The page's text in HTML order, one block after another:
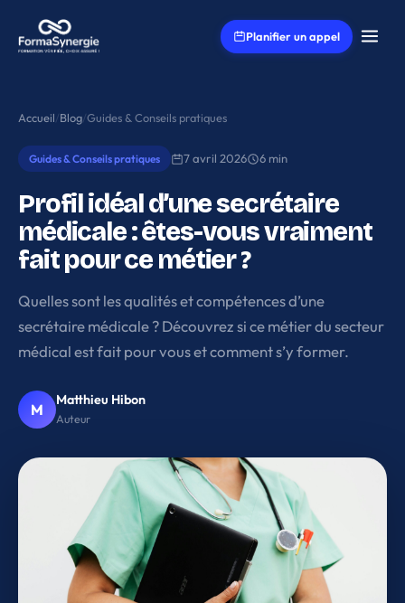
Planifier un appel
Accueil/Blog/Guides & Conseils pratiques
Guides & Conseils pratiques 7 avril 2026 6 min
Profil idéal d’une secrétaire
médicale : êtes-vous vraiment
fait pour ce métier ?
Quelles sont les qualités et compétences d’une
secrétaire médicale ? Découvrez si ce métier du secteur
médical est fait pour vous et comment s’y former.
M
Matthieu Hibon
Auteur